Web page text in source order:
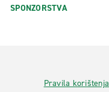
SPONZORSTVA
Pravila korištenja